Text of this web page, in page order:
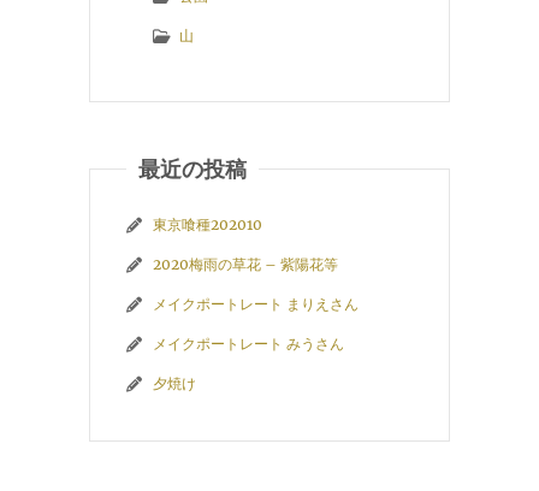
山
最近の投稿
東京喰種202010
2020梅雨の草花 – 紫陽花等
メイクポートレート まりえさん
メイクポートレート みうさん
夕焼け